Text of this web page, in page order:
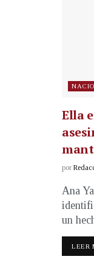
Ella
por
Ana
un
LEER